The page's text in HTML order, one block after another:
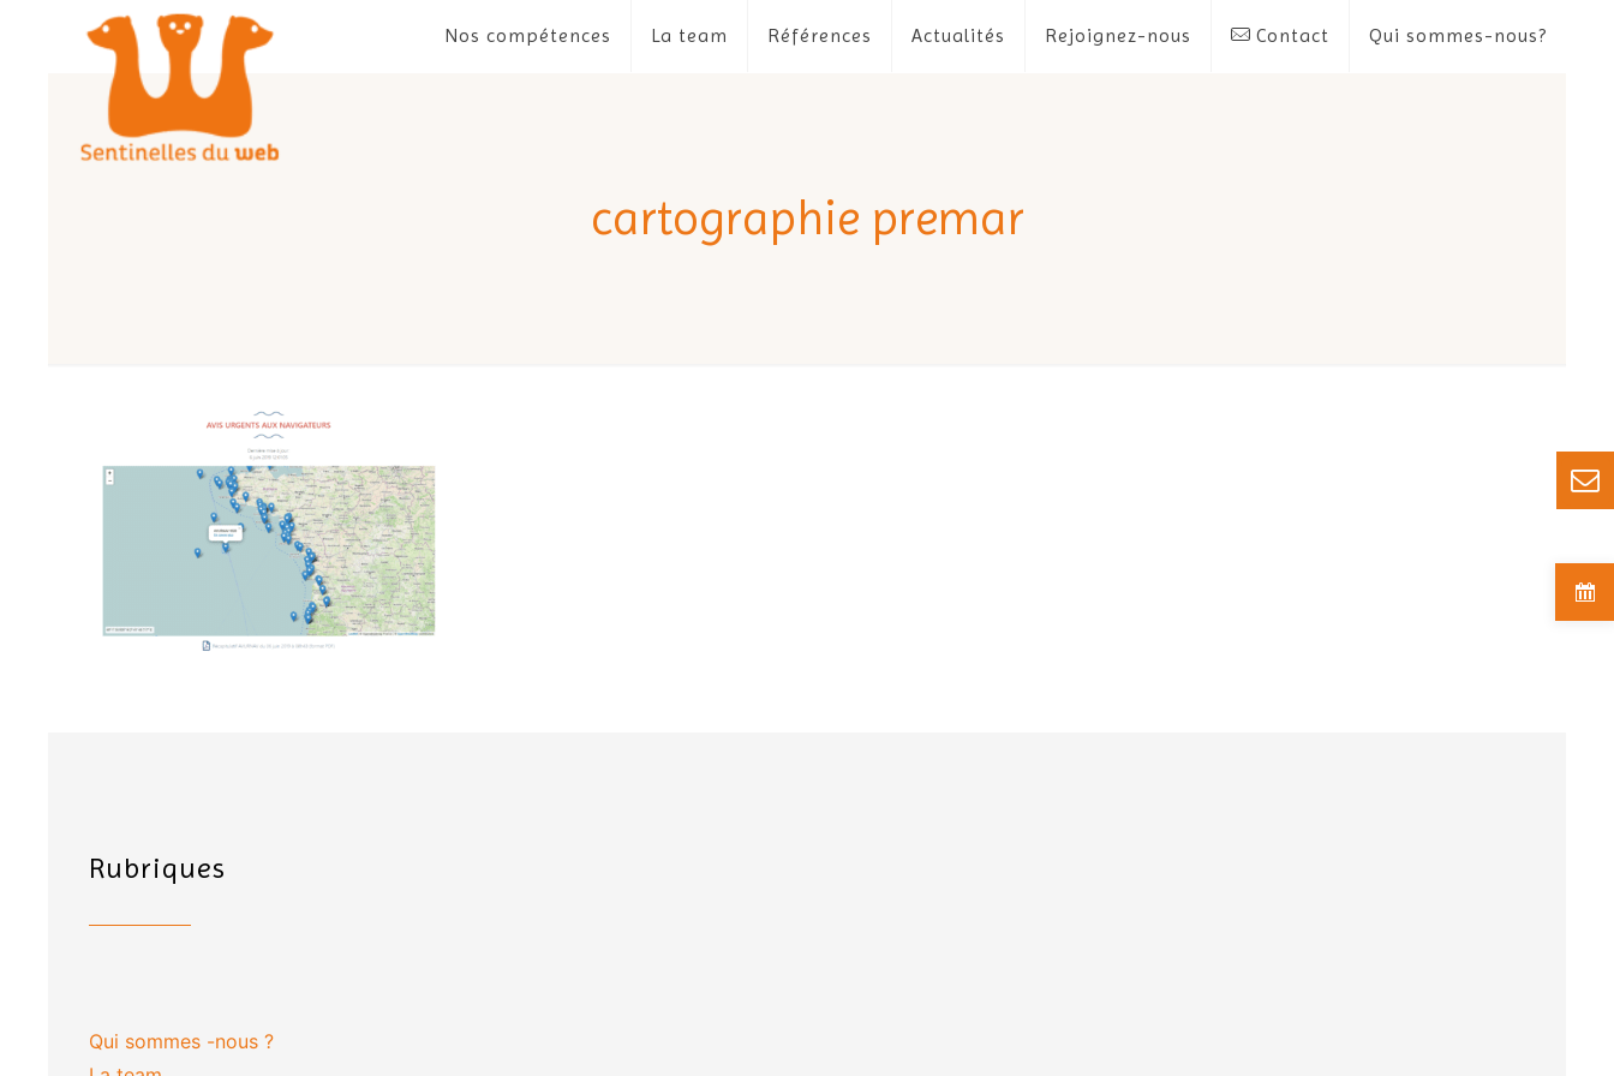
Nos compétences La team Références Actualités Rejoignez-nous Contact Qui sommes-nous?
cartographie premar
Rubriques
Qui sommes -nous ?